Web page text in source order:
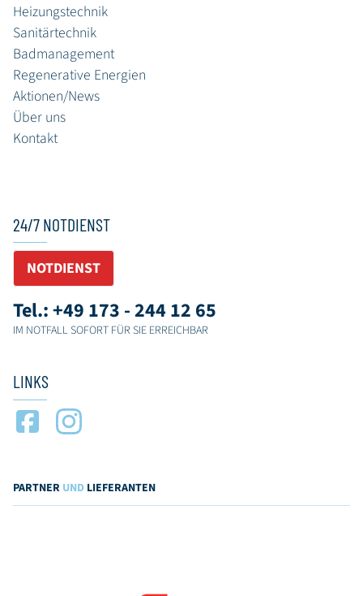
Heizungstechnik
Sanitärtechnik
Badmanagement
Regenerative Energien
Aktionen/News
Über uns
Kontakt
24/7 NOTDIENST
NOTDIENST
Tel.: +49 173 - 244 12 65
IM NOTFALL SOFORT FÜR SIE ERREICHBAR
LINKS
PARTNER UND LIEFERANTEN